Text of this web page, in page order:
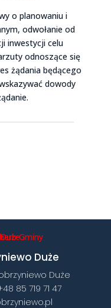
o planowaniu i
odwołanie od
inwestycji celu
odnoszące się
żądania będącego
dowody
Duże
Duże
85 719 71 47